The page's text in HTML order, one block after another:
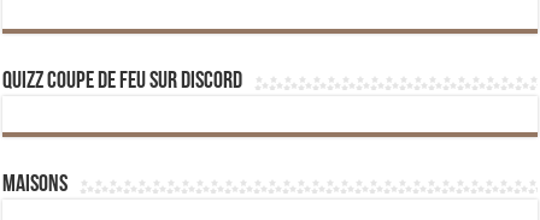
Quizz Coupe de Feu sur Discord
Maisons